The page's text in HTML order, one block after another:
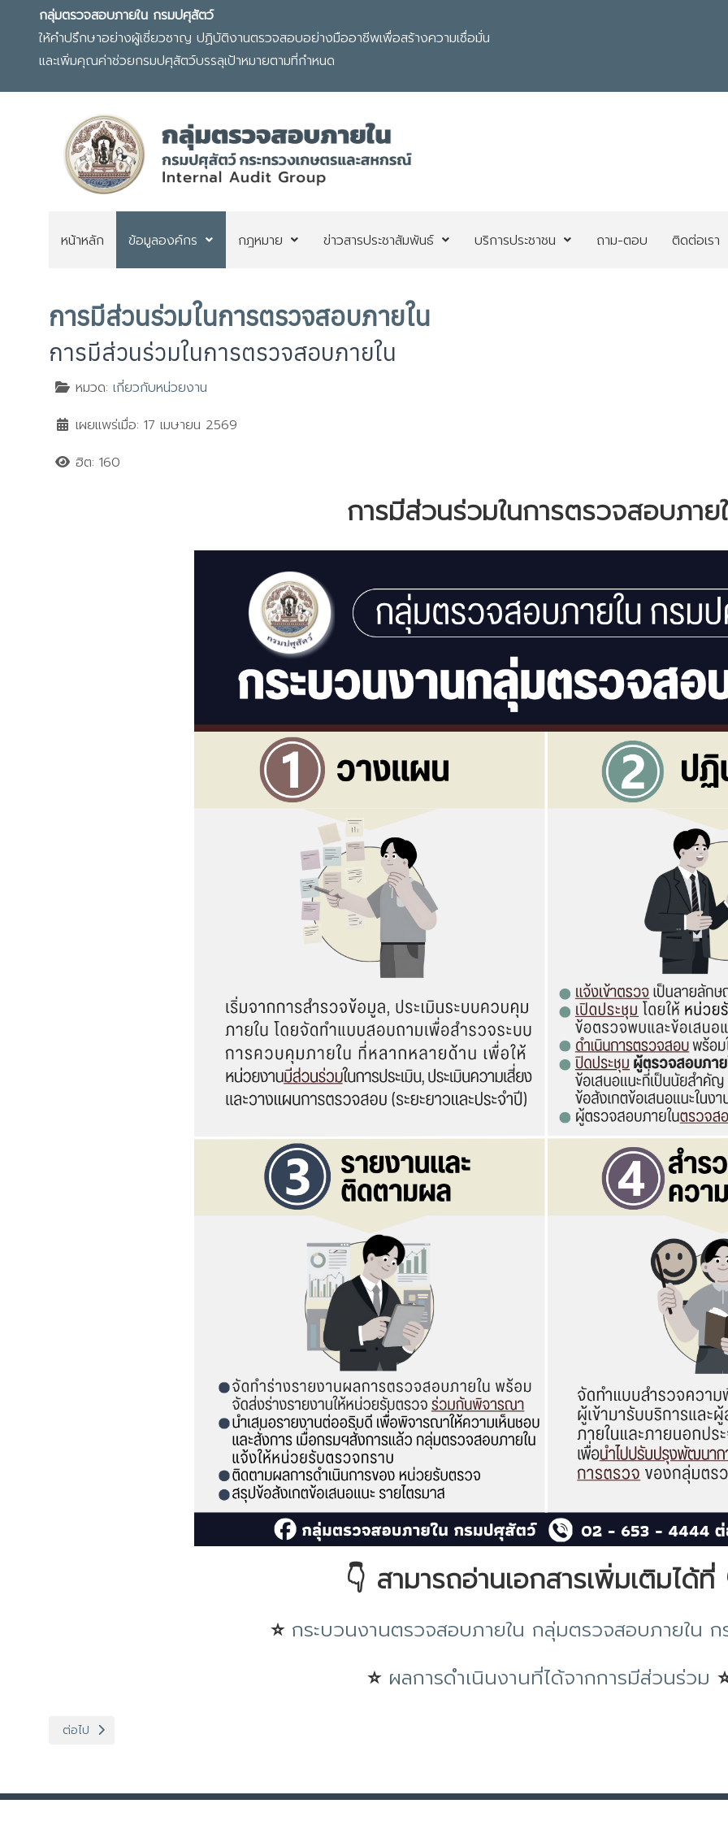
กลุ่มตรวจสอบภายใน กรมปศุสัตว์
ให้คำปรึกษาอย่างผู้เชี่ยวชาญ ปฏิบัติงานตรวจสอบอย่างมืออาชีพเพื่อสร้างความเชื่อมั่น
และเพิ่มคุณค่าช่วยกรมปศุสัตว์บรรลุเป้าหมายตามที่กำหนด
หน้าหลัก ข้อมูลองค์กร กฎหมาย ข่าวสารประชาสัมพันธ์ บริการประชาชน ถาม-ตอบ ติดต่อเรา
การมีส่วนร่วมในการตรวจสอบภายใน
การมีส่วนร่วมในการตรวจสอบภายใน
หมวด:เกี่ยวกับหน่วยงาน
เผยแพร่เมื่อ: 17 เมษายน 2569
ฮิต: 160
การมีส่วนร่วมในการตรวจสอบภาย
👇 สามารถอ่านเอกสารเพิ่มเติมได้ที่
⭐ กระบวนงานตรวจสอบภายใน กลุ่มตรวจสอบภายใน
⭐ ผลการดำเนินงานที่ได้จากการมีส่วนร่วม
เนื้อหาถัดไป: แบบฟอร์มขอใช้ห้องประชุม กลุ่มตรวจสอบภายใน กรมปศุสัตว์
ต่อไป